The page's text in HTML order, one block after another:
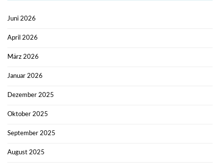
Juni 2026
April 2026
März 2026
Januar 2026
Dezember 2025
Oktober 2025
September 2025
August 2025